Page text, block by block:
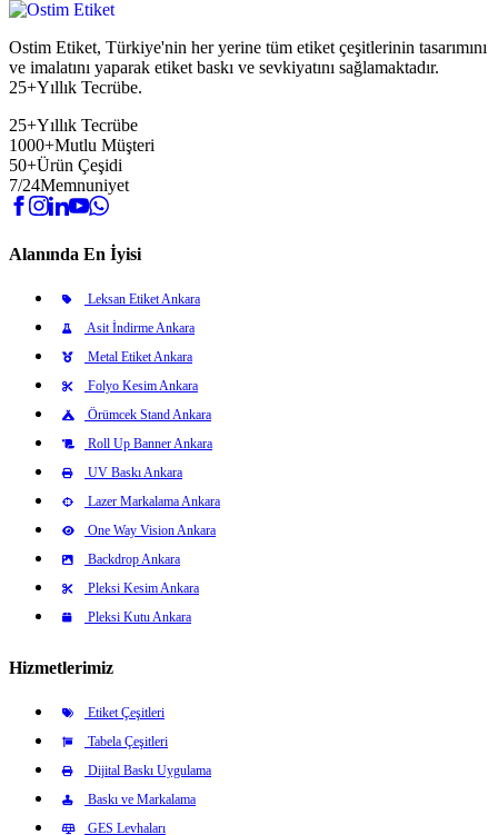
Ostim Etiket, Türkiye'nin her yerine tüm etiket çeşitlerinin tasarımını
ve imalatını yaparak etiket baskı ve sevkiyatını sağlamaktadır.
25+Yıllık Tecrübe.
25+Yıllık Tecrübe
1000+Mutlu Müşteri
50+Ürün Çeşidi
7/24Memnuniyet
Alanında En İyisi
Leksan Etiket Ankara
Asit İndirme Ankara
Metal Etiket Ankara
Folyo Kesim Ankara
Örümcek Stand Ankara
Roll Up Banner Ankara
UV Baskı Ankara
Lazer Markalama Ankara
One Way Vision Ankara
Backdrop Ankara
Pleksi Kesim Ankara
Pleksi Kutu Ankara
Hizmetlerimiz
Etiket Çeşitleri
Tabela Çeşitleri
Dijital Baskı Uygulama
Baskı ve Markalama
GES Levhaları